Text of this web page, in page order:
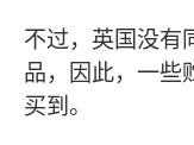
不过，英国没有
品，因此，一些
买到。